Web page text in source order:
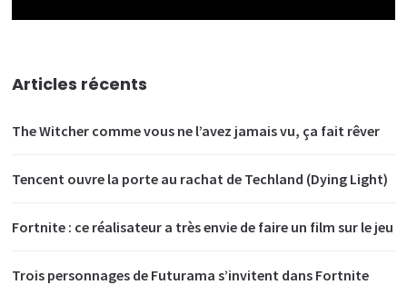
Articles récents
The Witcher comme vous ne l’avez jamais vu, ça fait rêver
Tencent ouvre la porte au rachat de Techland (Dying Light)
Fortnite : ce réalisateur a très envie de faire un film sur le jeu
Trois personnages de Futurama s’invitent dans Fortnite